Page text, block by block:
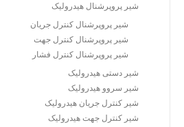
شیر پروپرشنال هیدرولیک
شیر پروپرشنال کنترل جریان
شیر پروپرشنال کنترل جهت
شیر پروپرشنال کنترل فشار
شیر دستی هیدرولیک
شیر سروو هیدرولیک
شیر کنترل جریان هیدرولیک
شیر کنترل جهت هیدرولیک